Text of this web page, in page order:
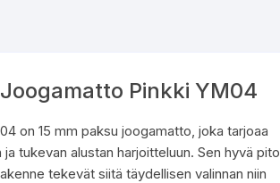
Pinkki YM04
on 15 mm paksu joogamatto, joka tarjoaa
ja tukevan alustan harjoitteluun. Sen hyvä pito
tekevät siitä täydellisen valinnan niin